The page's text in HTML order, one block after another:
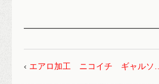
‹ エアロ加工 ニコイチ ギャルソ…